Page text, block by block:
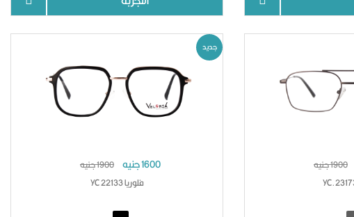
1900 جنيه
1600 جنيه
1900 جنيه
فلوريا YC 22133
جديد